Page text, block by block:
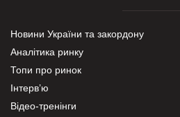
Новини України та закордону
Аналітика ринку
Топи про ринок
Інтерв’ю
Відео-тренінги